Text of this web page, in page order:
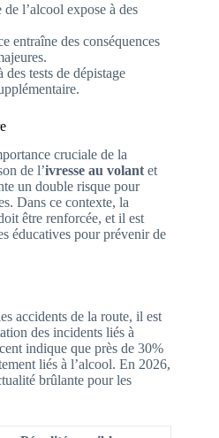
l’alcool expose à des
entraîne des conséquences
tests de dépistage
cruciale de la
de l’ivresse au volantet
un double risque pour
Dans ce contexte, la
être renforcée, et il est
éducatives pour prévenir de
accidents de la route, il est
des incidents liés à
indique que près de 30%
liés à l’alcool. En 2026,
brûlante pour les